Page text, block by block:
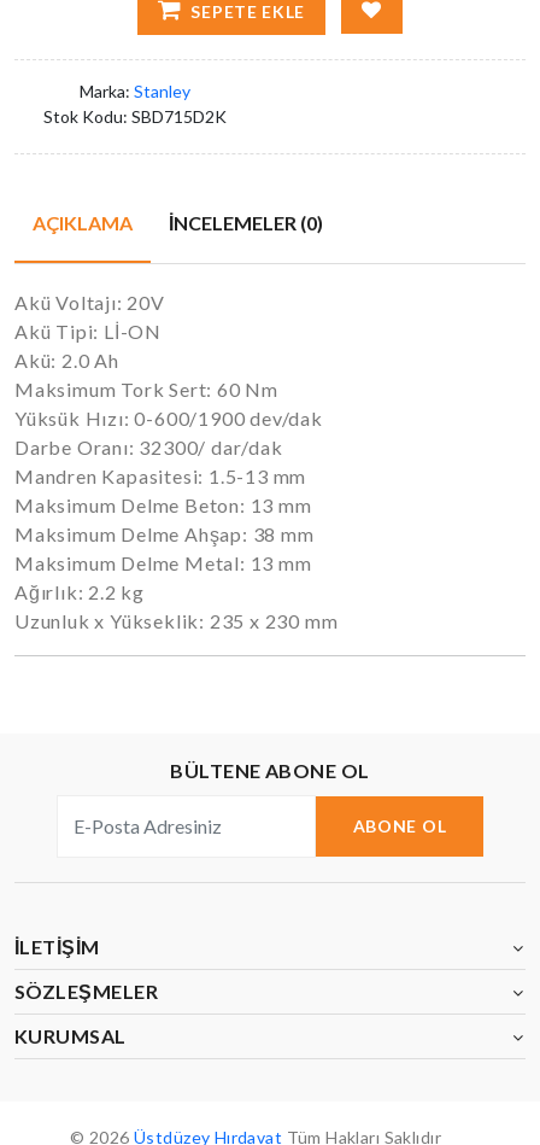
SEPETE EKLE
Marka: Stanley
Stok Kodu: SBD715D2K
AÇIKLAMA İNCELEMELER (0)
Akü Voltajı: 20V
Akü Tipi: Lİ-ON
Akü: 2.0 Ah
Maksimum Tork Sert: 60 Nm
Yüksük Hızı: 0-600/1900 dev/dak
Darbe Oranı: 32300/ dar/dak
Mandren Kapasitesi: 1.5-13 mm
Maksimum Delme Beton: 13 mm
Maksimum Delme Ahşap: 38 mm
Maksimum Delme Metal: 13 mm
Ağırlık: 2.2 kg
Uzunluk x Yükseklik: 235 x 230 mm
BÜLTENE ABONE OL
ABONE OL
İLETIŞIM
SÖZLEŞMELER
KURUMSAL
© 2026 Üstdüzey Hırdavat Tüm Hakları Saklıdır